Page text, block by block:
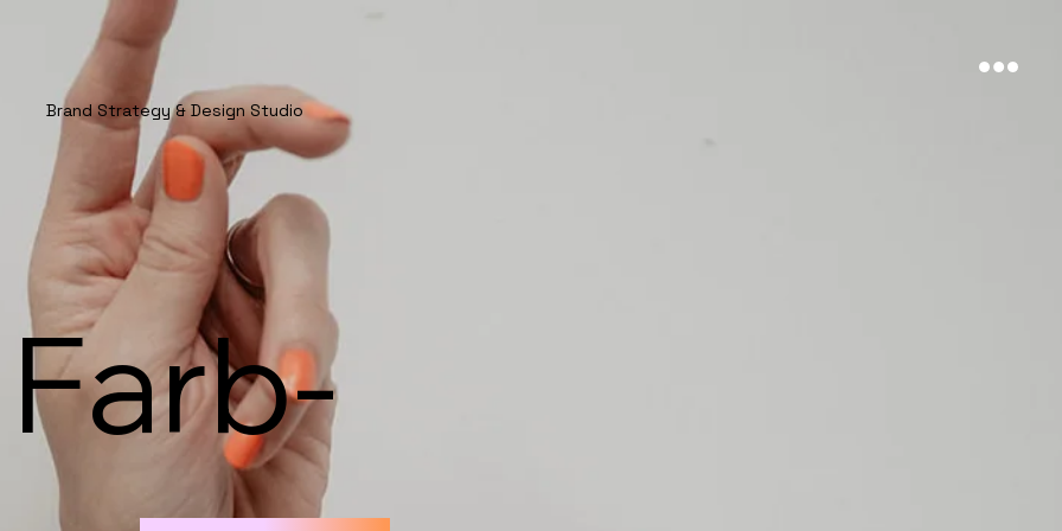
Brand Strategy & Design Studio